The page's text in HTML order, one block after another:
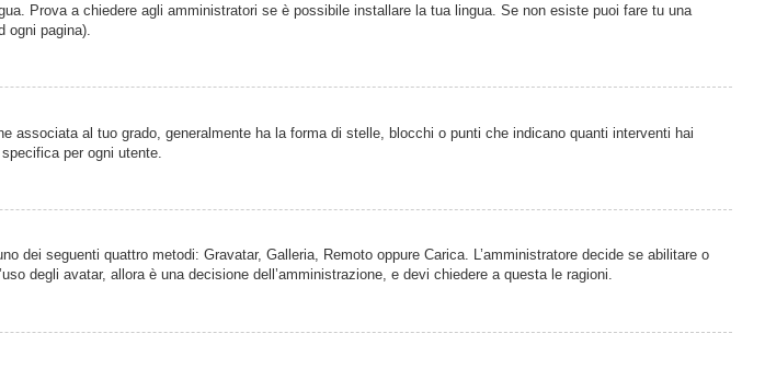
Prova a chiedere agli amministratori se è possibile installare la tua lingua. Se non esiste puoi fare tu una
pagina).
associata al tuo grado, generalmente ha la forma di stelle, blocchi o punti che indicano quanti interventi hai
per ogni utente.
dei seguenti quattro metodi: Gravatar, Galleria, Remoto oppure Carica. L’amministratore decide se abilitare o
degli avatar, allora è una decisione dell’amministrazione, e devi chiedere a questa le ragioni.